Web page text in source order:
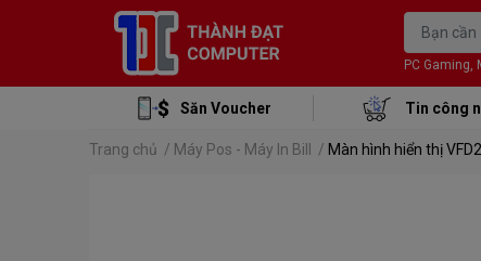
PC Gaming,
Săn Voucher Tin công
Trang chủ / Máy Pos - Máy In Bill / Màn hình hiển thị